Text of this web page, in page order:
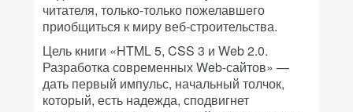
читателя, только-только пожелавшего
приобщиться к миру веб-строительства.
Цель книги «HTML 5, CSS 3 и Web 2.0.
Разработка современных Web-сайтов» —
дать первый импульс, начальный толчок,
который, есть надежда, сподвигнет